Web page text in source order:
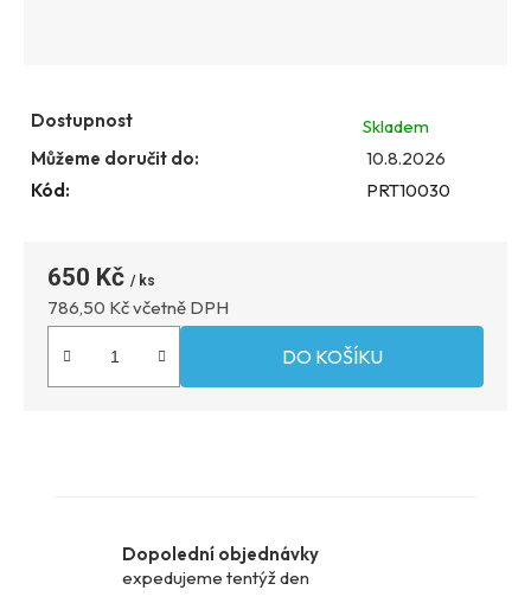
Dostupnost
Skladem
Můžeme doručit do:
10.8.2026
Kód:
PRT10030
650 Kč
786,50 Kč včetně DPH
DO KOŠÍKU
Dopolední objednávky
expedujeme tentýž den